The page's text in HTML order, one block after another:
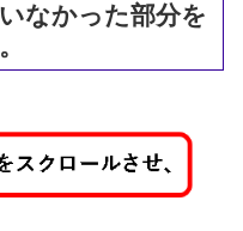
なかった部分を